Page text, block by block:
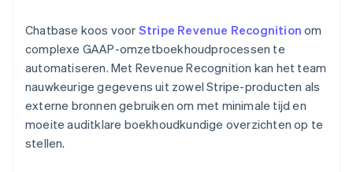
Chatbase koos voor Stripe Revenue Recognition om
complexe GAAP-omzetboekhoudprocessen te
automatiseren. Met Revenue Recognition kan het team
nauwkeurige gegevens uit zowel Stripe-producten als
externe bronnen gebruiken om met minimale tijd en
moeite auditklare boekhoudkundige overzichten op te
stellen.